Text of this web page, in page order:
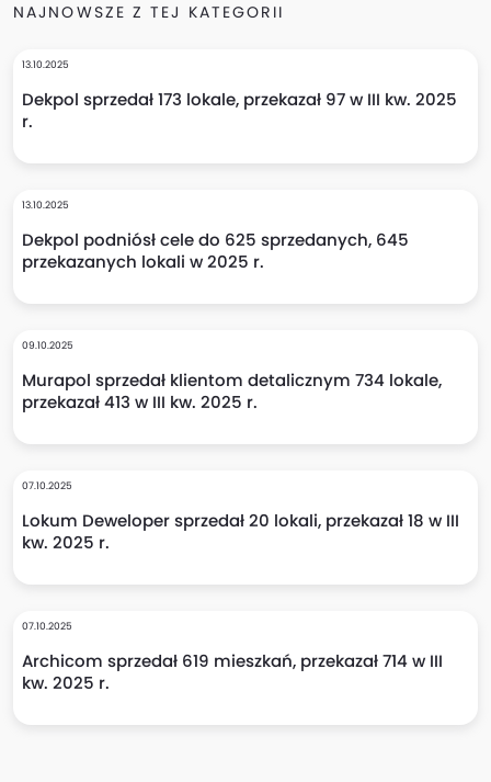
NAJNOWSZE Z TEJ KATEGORII
13.10.2025
Dekpol sprzedał 173 lokale, przekazał 97 w III kw. 2025
r.
13.10.2025
Dekpol podniósł cele do 625 sprzedanych, 645
przekazanych lokali w 2025 r.
09.10.2025
Murapol sprzedał klientom detalicznym 734 lokale,
przekazał 413 w III kw. 2025 r.
07.10.2025
Lokum Deweloper sprzedał 20 lokali, przekazał 18 w III
kw. 2025 r.
07.10.2025
Archicom sprzedał 619 mieszkań, przekazał 714 w III
kw. 2025 r.